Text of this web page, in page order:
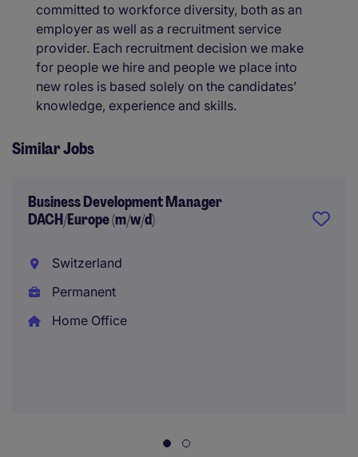
committed to workforce diversity, both as an
employer as well as a recruitment service
provider. Each recruitment decision we make
for people we hire and people we place into
new roles is based solely on the candidates’
knowledge, experience and skills.
Similar Jobs
Business Development Manager
DACH/Europe (m/w/d)
Switzerland
Permanent
Home Office